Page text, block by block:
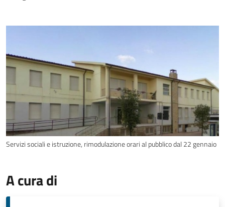
Servizi sociali e istruzione, rimodulazione orari al pubblico dal 22 gennaio
A cura di